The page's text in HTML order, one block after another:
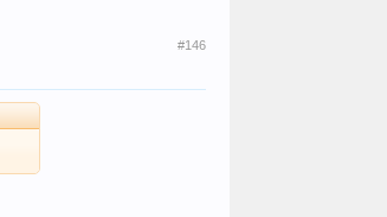
#146